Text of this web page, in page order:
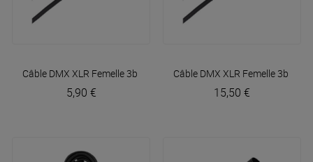
Câble DMX XLR Femelle 3b - XLR Mâle 3b 1m50 EasyPlugger
5,90 €
Câble DMX XLR Femelle 3b -
15,50 €